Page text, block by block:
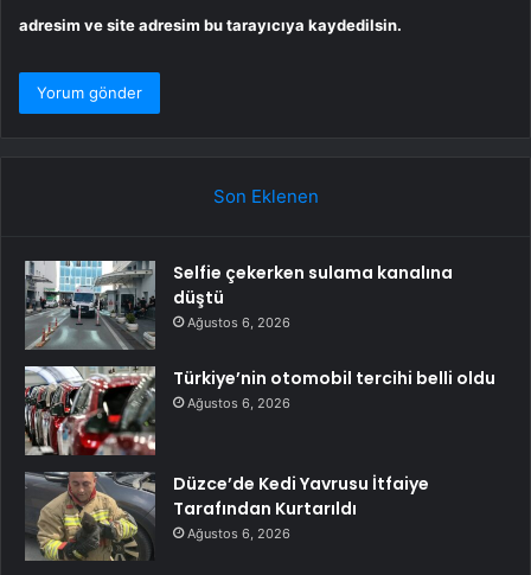
adresim ve site adresim bu tarayıcıya kaydedilsin.
Son Eklenen
Selfie çekerken sulama kanalına
düştü
Ağustos 6, 2026
Türkiye’nin otomobil tercihi belli oldu
Ağustos 6, 2026
Düzce’de Kedi Yavrusu İtfaiye
Tarafından Kurtarıldı
Ağustos 6, 2026